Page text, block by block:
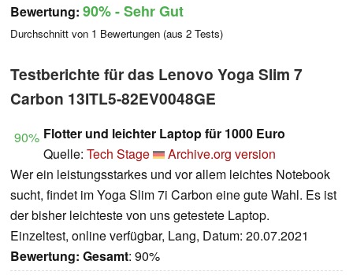
Bewertung: 90%- Sehr Gut
Durchschnitt von 1 Bewertungen (aus 2 Tests)
Testberichte für das Lenovo Yoga Slim 7
Carbon 13ITL5-82EV0048GE
90% Flotter und leichter Laptop für 1000 Euro
Quelle: Tech Stage
Archive.org version
Wer ein leistungsstarkes und vor allem leichtes Notebook
sucht, findet im Yoga Slim 7i Carbon eine gute Wahl. Es ist
der bisher leichteste von uns getestete Laptop.
Einzeltest, online verfügbar, Lang, Datum: 20.07.2021
Bewertung: Gesamt: 90%